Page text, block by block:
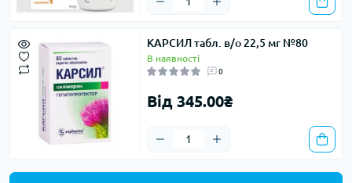
КАРСИЛ табл. в/о 22,5 мг №80
В наявності
0
Від 345.00₴